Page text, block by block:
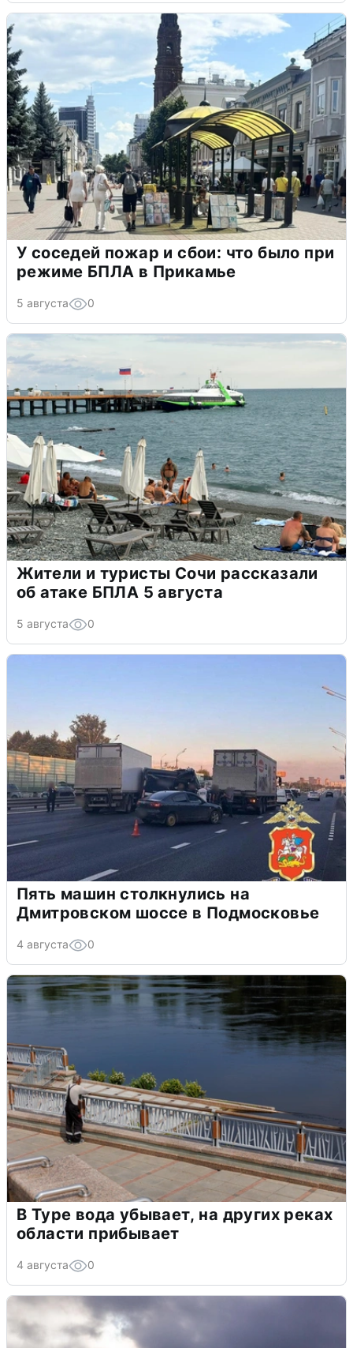
У соседей пожар и сбои: что было при
режиме БПЛА в Прикамье
5 августа 0
Жители и туристы Сочи рассказали
об атаке БПЛА 5 августа
5 августа 0
Пять машин столкнулись на
Дмитровском шоссе в Подмосковье
4 августа 0
В Туре вода убывает, на других реках
области прибывает
4 августа 0